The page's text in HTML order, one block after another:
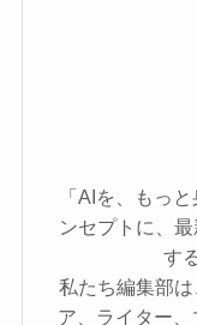
「AIを、もっ
ンセプトに、
す
私たち編集部
ア、ライター